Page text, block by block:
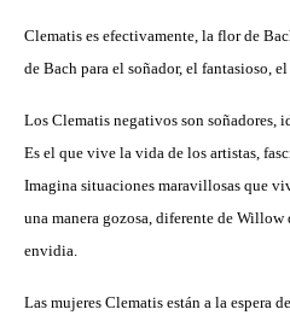
Clematis es efectivamente, la flor de
de Bach para el soñador, el fantasioso,
Los Clematis negativos son soñadores,
Es el que vive la vida de los artistas,
Imagina situaciones maravillosas que
una manera gozosa, diferente de
envidia.
Las mujeres Clematis están a la espera